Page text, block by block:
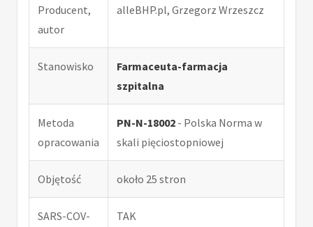
Producent,
autor
alleBHP.pl, Grzegorz Wrzeszcz
Stanowisko
Farmaceuta-farmacja
szpitalna
Metoda
opracowania
PN-N-18002 - Polska Norma w
skali pięciostopniowej
Objętość około 25 stron
SARS-COV-
TAK